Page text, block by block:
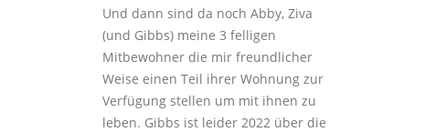
Und dann sind da noch Abby, Ziva
(und Gibbs) meine 3 felligen
Mitbewohnerdie mir freundlicher
Weise einen Teil ihrer Wohnung zur
Verfügung stellen um mit ihnen zu
leben. Gibbs ist leider 2022 über die